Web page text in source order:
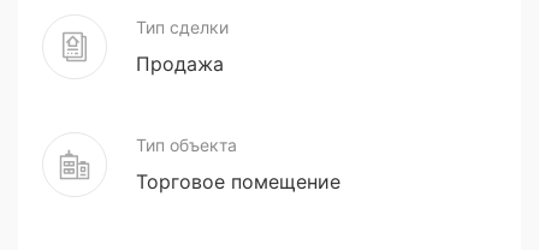
Тип сделки
Продажа
Тип объекта
Торговое помещение